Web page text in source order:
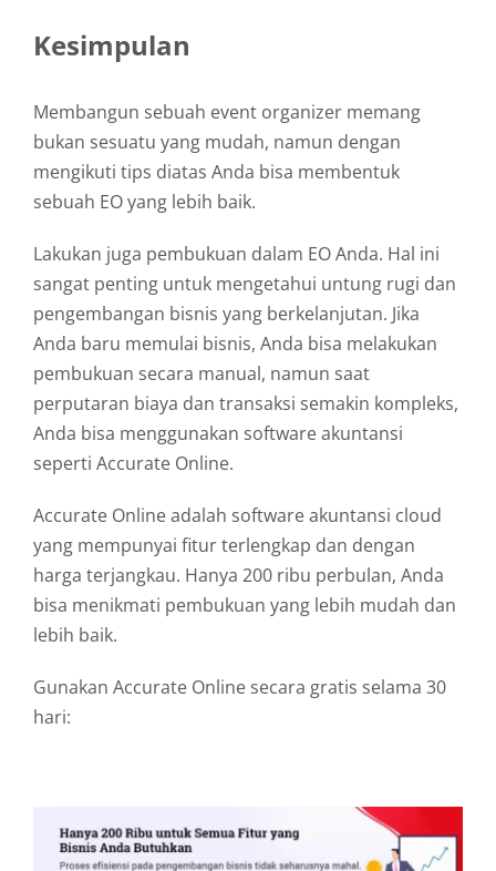
Kesimpulan
Membangun sebuah event organizer memang
bukan sesuatu yang mudah, namun dengan
mengikuti tips diatas Anda bisa membentuk
sebuah EO yang lebih baik.
Lakukan juga pembukuan dalam EO Anda. Hal ini
sangat penting untuk mengetahui untung rugi dan
pengembangan bisnis yang berkelanjutan. Jika
Anda baru memulai bisnis, Anda bisa melakukan
pembukuan secara manual, namun saat
perputaran biaya dan transaksi semakin kompleks,
Anda bisa menggunakan software akuntansi
seperti Accurate Online.
Accurate Online adalah software akuntansi cloud
yang mempunyai fitur terlengkap dan dengan
harga terjangkau. Hanya 200 ribu perbulan, Anda
bisa menikmati pembukuan yang lebih mudah dan
lebih baik.
Gunakan Accurate Online secara gratis selama 30
hari: